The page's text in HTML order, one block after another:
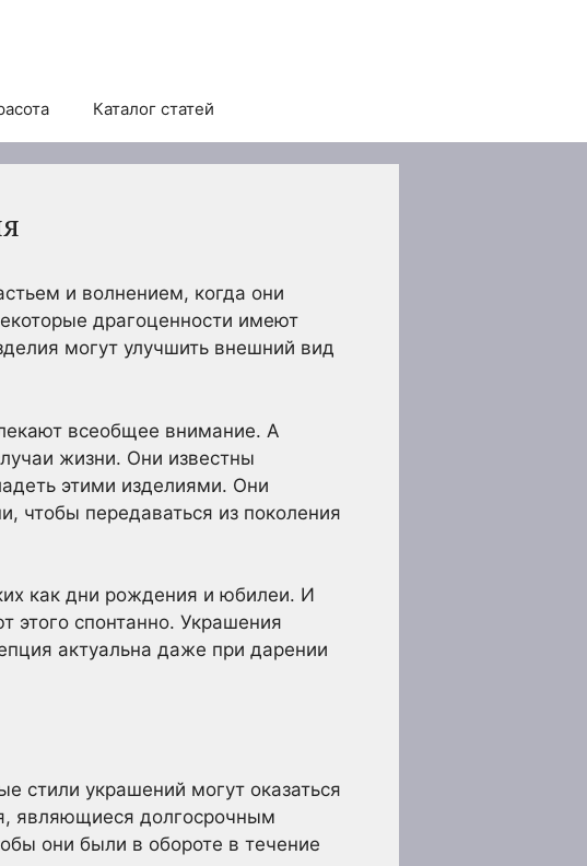
Каталог статей
и волнением, когда они
драгоценности имеют
могут улучшить внешний вид
всеобщее внимание. А
жизни. Они известны
этими изделиями. Они
чтобы передаваться из поколения
как дни рождения и юбилеи. И
этого спонтанно. Украшения
актуальна даже при дарении
стили украшений могут оказаться
являющиеся долгосрочным
они были в обороте в течение